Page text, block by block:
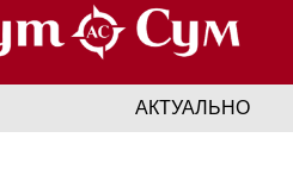
АКТУАЛЬНО